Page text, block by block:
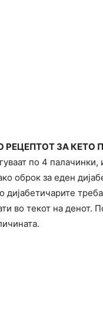
РЕЦЕПТОТ ЗА КЕТО
по 4 палачинки,
оброк за еден
дијабетичарите
во текот на денот.